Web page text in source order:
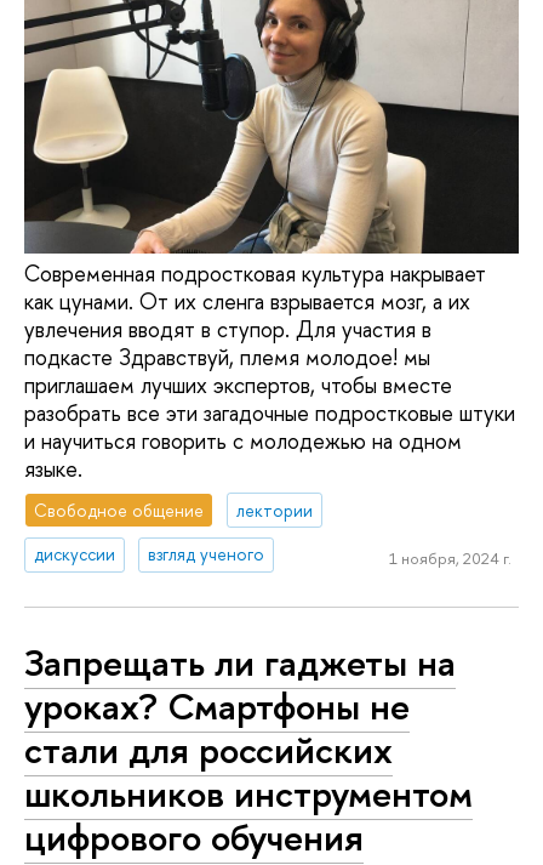
Современная подростковая культура накрывает
как цунами. От их сленга взрывается мозг, а их
увлечения вводят в ступор. Для участия в
подкасте Здравствуй, племя молодое! мы
приглашаем лучших экспертов, чтобы вместе
разобрать все эти загадочные подростковые штуки
и научиться говорить с молодежью на одном
языке.
Свободное общение
лектории
дискуссии
взгляд ученого 1 ноября, 2024 г.
Запрещать ли гаджеты на
уроках? Смартфоны не
стали для российских
школьников инструментом
цифрового обучения